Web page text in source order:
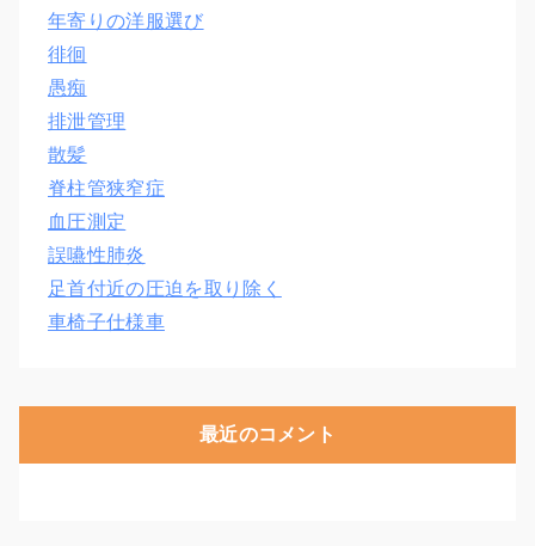
年寄りの洋服選び
徘徊
愚痴
排泄管理
散髪
脊柱管狭窄症
血圧測定
誤嚥性肺炎
足首付近の圧迫を取り除く
車椅子仕様車
最近のコメント